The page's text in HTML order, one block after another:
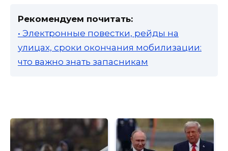
Рекомендуем почитать:
• Электронные повестки, рейды на
улицах, сроки окончания мобилизации:
что важно знать запасникам